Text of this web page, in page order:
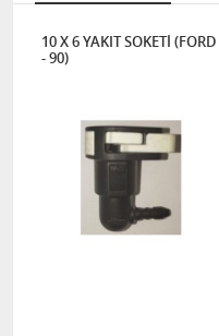
10 X 6 YAKIT SOKETİ (FORD
- 90)